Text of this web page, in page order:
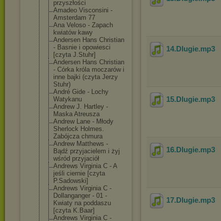
przyszłości
Amadeo Visconsini -
Amsterdam 77
Ana Veloso - Zapach
kwiatów kawy
Andersen Hans Christian
- Basnie i opowiesci
[czyta J.Stuhr]
Andersen Hans Christian
- Córka króla moczarów i
inne bajki (czyta Jerzy
Stuhr)
André Gide - Lochy
Watykanu
Andrew J. Hartley -
Maska Atreusza
Andrew Lane - Młody
Sherlock Holmes.
Zabójcza chmura
Andrew Matthews -
Bądź przyjacielem i żyj
wśród przyjaciół
Andrews Virginia C - A
jeśli ciernie [czyta
P.Sadowski]
Andrews Virginia C -
Dollanganger - 01 -
Kwiaty na poddaszu
[czyta K.Baar]
Andrews Virginia C -
14.Dlugie.mp3
15.Dlugie.mp3
16.Dlugie.mp3
17.Dlugie.mp3